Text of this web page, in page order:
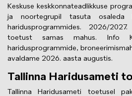
Keskuse keskkonnateadlikkuse
ja noortegrupil tasuta osaleda
haridusprogrammides. 2026/
toetust samas mahus. Info
haridusprogrammide,
avaldame 2026. aasta augustis.
Tallinna Haridusameti
Tallinna Haridusameti toetusel